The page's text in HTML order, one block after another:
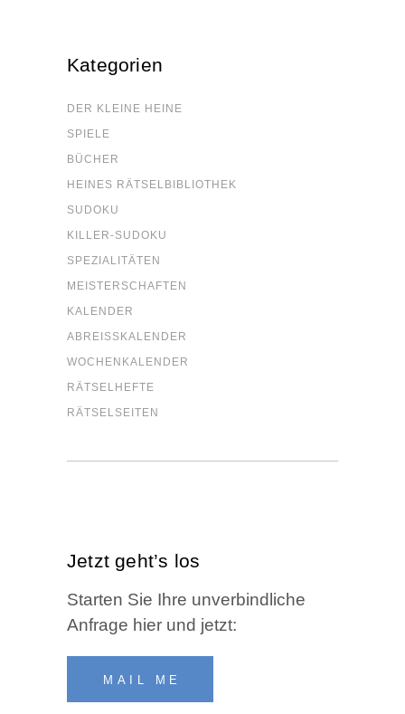
Kate­go­rien
DER KLEI­NE HEINE
SPIE­LE
BÜCHER
HEI­NES RÄTSELBIBLIOTHEK
SUDO­KU
KIL­LER-SUDO­KU
SPE­ZIA­LI­TÄ­TEN
MEIS­TER­SCHAF­TEN
KALEN­DER
ABREISS­KA­LEN­DER
WOCHEN­KA­LEN­DER
RÄT­SEL­HEF­TE
RÄT­SEL­SEI­TEN
Jetzt geht’s los
Star­ten Sie Ihre unver­bind­li­che
Anfra­ge hier und jetzt:
MAIL ME